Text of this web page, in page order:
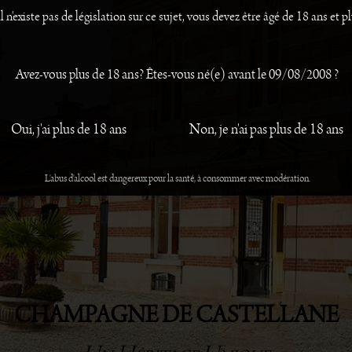
n'existe pas de législation sur ce sujet, vous devez être âgé de 18 ans et
Avez-vous plus de 18 ans? Êtes-vous né(e) avant le 09/08/2008 ?
Oui, j'ai plus de 18 ans Non, je n'ai pas plus de 18 ans
L'abus d'alcool est dangereux pour la santé, à consommer avec modération.
CHAMPAGNE DE CASTELLANE